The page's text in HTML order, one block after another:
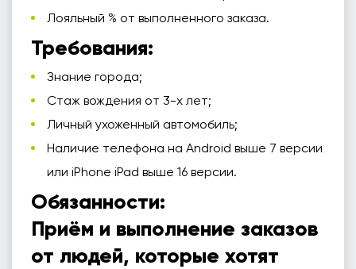
Лояльный % от выполненного заказа.
Требования:
Знание города;
Стаж вождения от 3-х лет;
Личный ухоженный автомобиль;
Наличие телефона на Android выше 7 версии
или iPhone iPad выше 16 версии.
Обязанности:
Приём и выполнение заказов
от людей, которые хотят